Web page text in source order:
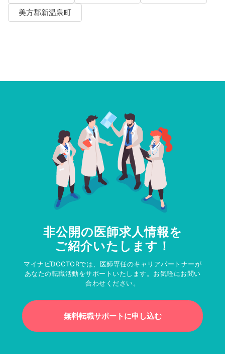
美方郡新温泉町
非公開の医師求人情報を
ご紹介いたします！
マイナビDOCTORでは、医師専任のキャリアパートナーが
あなたの転職活動をサポートいたします。お気軽にお問い
合わせください。
無料転職サポートに申し込む